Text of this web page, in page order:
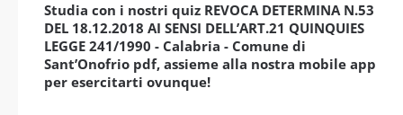
Studia con i nostri quiz REVOCA DETERMINA N.53
DEL 18.12.2018 AI SENSI DELL’ART.21 QUINQUIES
LEGGE 241/1990 - Calabria - Comune di
Sant’Onofrio pdf, assieme alla nostra mobile app
per esercitarti ovunque!